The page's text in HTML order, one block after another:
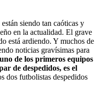
siendo tan caóticas y
en la actualidad. El grave
está ardiendo. Y muchos de
noticias gravísimas para
de los primeros equipos
de despedidos, es el
dos futbolistas despedidos